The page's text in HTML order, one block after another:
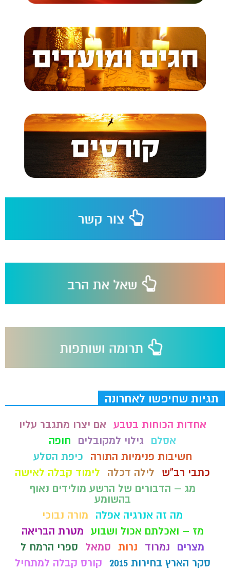
תגיות שחיפשו לאחרונה
אחדות הכוחות בטבע אם יצרו מתגבר עליו
אסלם גילוי למקובלים
חופה
חשיבות פנימיות התורה
כיפת הסלע
כתבי רב"ש
לילה דכלה לימוד קבלה לאישה
מג – הדבורים של הרשע מולידים נאוף
בהשומע
מה זה אנרגיה אפלה
מורה נבוכי
מז – ואכלתם אכול ושבוע מטרת הבריאה
מצרים
נמרוד נרות סמאל
ספרי הרמח ל
סקר הארץ בחירות 2015
קורס קבלה למתחיל